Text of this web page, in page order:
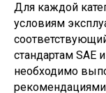
Для каждой
условиям
стандартам SAE
необходимо
рекомендациями